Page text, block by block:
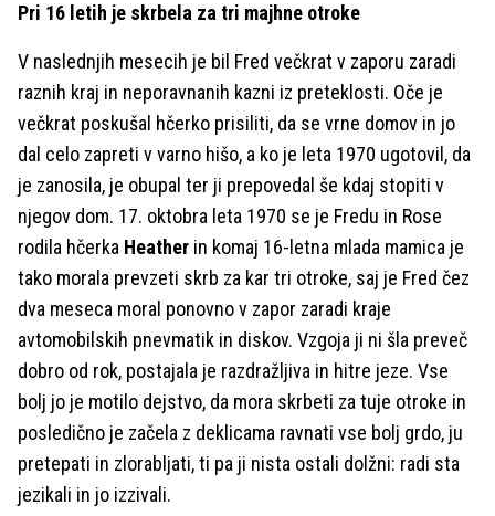
Pri 16 letih je skrbela za tri majhne otroke
V naslednjih mesecih je bil Fred večkrat v zaporu zaradi
raznih kraj in neporavnanih kazni iz preteklosti. Oče je
večkrat poskušal hčerko prisiliti, da se vrne domov in jo
dal celo zapreti v varno hišo, a ko je leta 1970 ugotovil, da
je zanosila, je obupal ter ji prepovedal še kdaj stopiti v
njegov dom. 17. oktobra leta 1970 se je Fredu in Rose
rodila hčerka Heather in komaj 16-letna mlada mamica je
tako morala prevzeti skrb za kar tri otroke, saj je Fred čez
dva meseca moral ponovno v zapor zaradi kraje
avtomobilskih pnevmatik in diskov. Vzgoja ji ni šla preveč
dobro od rok, postajala je razdražljiva in hitre jeze. Vse
bolj jo je motilo dejstvo, da mora skrbeti za tuje otroke in
posledično je začela z deklicama ravnati vse bolj grdo, ju
pretepati in zlorabljati, ti pa ji nista ostali dolžni: radi sta
jezikali in jo izzivali.